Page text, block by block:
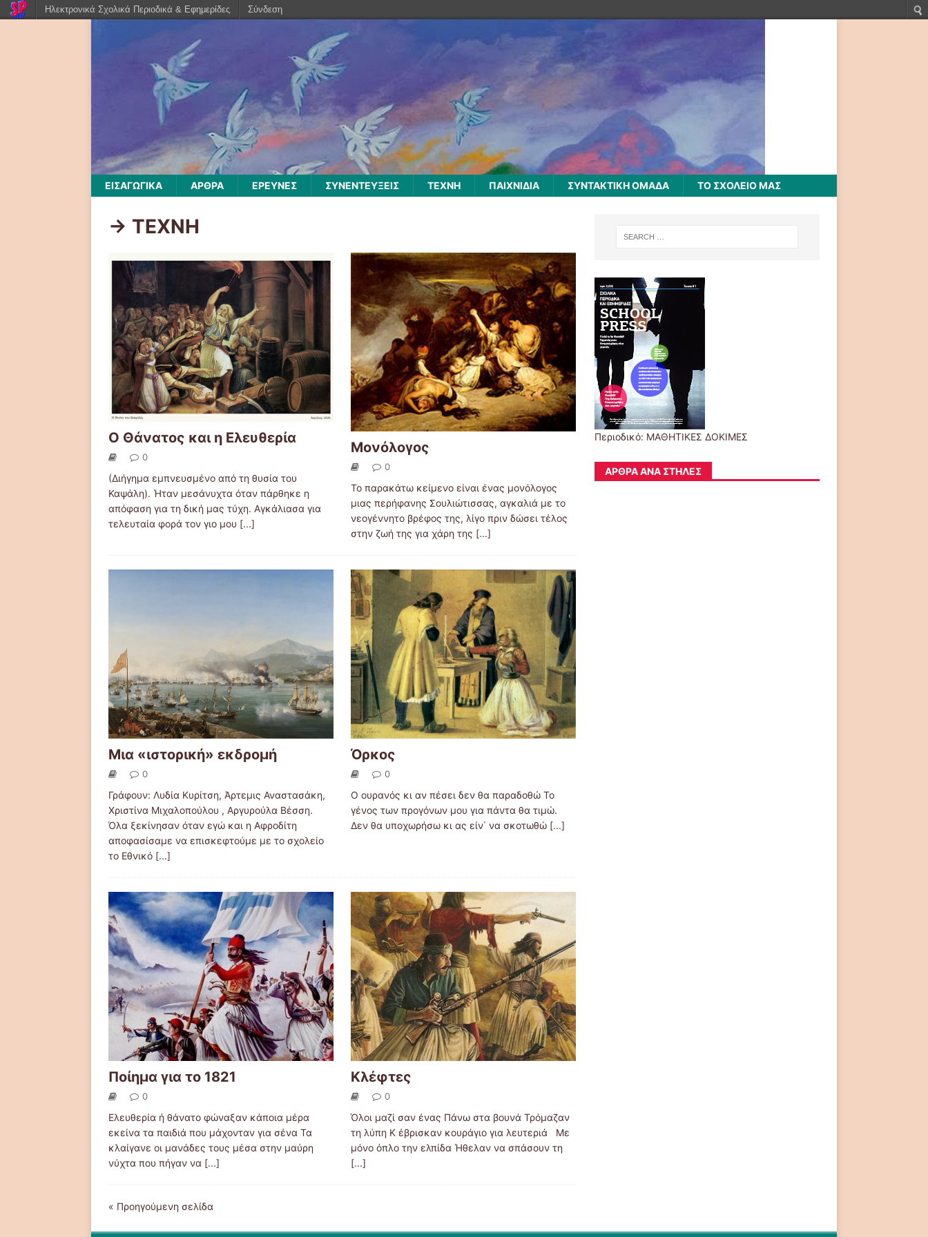
ΕΙΣΑΓΩΓΙΚΑ ΑΡΘΡΑ ΕΡΕΥΝΕΣ ΣΥΝΕΝΤΕΥΞΕΙΣ ΤΕΧΝΗ ΠΑΙΧΝΙΔΙΑ ΣΥΝΤΑΚΤΙΚΗ ΟΜΑΔΑ ΤΟ ΣΧΟΛΕΙΟ ΜΑΣ
-> ΤΕΧΝΗ
Ο Θάνατος και η Ελευθερία
0
(Διήγημα εμπνευσμένο από τη θυσία του
Καψάλη). Ήταν μεσάνυχτα όταν πάρθηκε η
απόφαση για τη δική μας τύχη. Αγκάλιασα για
τελευταία φορά τον γιo μου [...]
Μονόλογος
0
Το παρακάτω κείμενο είναι ένας μονόλογος
μιας περήφανης Σουλιώτισσας, αγκαλιά με το
νεογέννητο βρέφος της, λίγο πριν δώσει τέλος
στην ζωή της για χάρη της [...]
Μια «ιστορική» εκδρομή
0
Γράφουν: Λυδία Κυρίτση, Άρτεμις Αναστασάκη,
Χριστίνα Μιχαλοπούλου , Αργυρούλα Βέσση.
Όλα ξεκίνησαν όταν εγώ και η Αφροδίτη
αποφασίσαμε να επισκεφτούμε με το σχολείο
το Εθνικό [...]
Όρκος
0
Ο ουρανός κι αν πέσει δεν θα παραδοθώ Το
γένος των προγόνων μου για πάντα θα τιμώ.
Δεν θα υποχωρήσω κι ας είν΄ να σκοτωθώ [...]
Ποίημα για το 1821
0
Ελευθερία ή θάνατο φώναξαν κάποια μέρα
εκείνα τα παιδιά που μάχονταν για σένα Τα
κλαίγανε οι μανάδες τους μέσα στην μαύρη
νύχτα που πήγαν να [...]
Κλέφτες
0
Όλοι μαζί σαν ένας Πάνω στα βουνά Τρόμαζαν
τη λύπη Κ έβρισκαν κουράγιο για λευτεριά Με
μόνο όπλο την ελπίδα Ήθελαν να σπάσουν τη
[...]
« Προηγούμενη σελίδα
Περιοδικό: ΜΑΘΗΤΙΚΕΣ ΔΟΚΙΜΕΣ
ΆΡΘΡΑ ΑΝΆ ΣΤΉΛΕΣ
Ηλεκτρονικά Σχολικά Περιοδικά & Εφημερίδες Σύνδεση